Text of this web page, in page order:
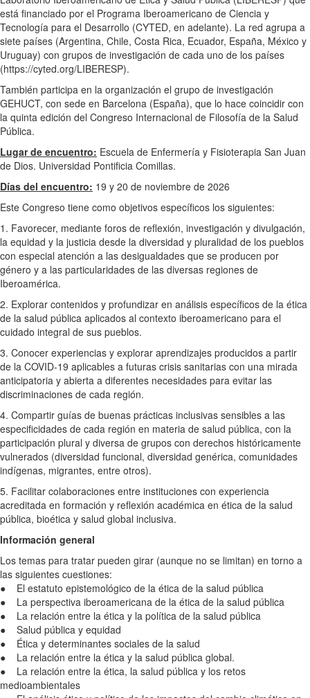
está financiado por el Programa Iberoamericano de Ciencia y
Tecnología para el Desarrollo (CYTED, en adelante). La red agrupa a
siete países (Argentina, Chile, Costa Rica, Ecuador, España, México y
Uruguay) con grupos de investigación de cada uno de los países
(https://cyted.org/LIBERESP).
También participa en la organización el grupo de investigación
GEHUCT, con sede en Barcelona (España), que lo hace coincidir con
la quinta edición del Congreso Internacional de Filosofía de la Salud
Pública.
Lugar de encuentro: Escuela de Enfermería y Fisioterapia San Juan
de Dios. Universidad Pontificia Comillas.
Días del encuentro: 19 y 20 de noviembre de 2026
Este Congreso tiene como objetivos específicos los siguientes:
1. Favorecer, mediante foros de reflexión, investigación y divulgación,
la equidad y la justicia desde la diversidad y pluralidad de los pueblos
con especial atención a las desigualdades que se producen por
género y a las particularidades de las diversas regiones de
Iberoamérica.
2. Explorar contenidos y profundizar en análisis específicos de la ética
de la salud pública aplicados al contexto iberoamericano para el
cuidado integral de sus pueblos.
3. Conocer experiencias y explorar aprendizajes producidos a partir
de la COVID-19 aplicables a futuras crisis sanitarias con una mirada
anticipatoria y abierta a diferentes necesidades para evitar las
discriminaciones de cada región.
4. Compartir guías de buenas prácticas inclusivas sensibles a las
especificidades de cada región en materia de salud pública, con la
participación plural y diversa de grupos con derechos históricamente
vulnerados (diversidad funcional, diversidad genérica, comunidades
indígenas, migrantes, entre otros).
5. Facilitar colaboraciones entre instituciones con experiencia
acreditada en formación y reflexión académica en ética de la salud
pública, bioética y salud global inclusiva.
Información general
Los temas para tratar pueden girar (aunque no se limitan) en torno a
las siguientes cuestiones:
● El estatuto epistemológico de la ética de la salud pública
● La perspectiva iberoamericana de la ética de la salud pública
● La relación entre la ética y la política de la salud pública
● Salud pública y equidad
● Ética y determinantes sociales de la salud
● La relación entre la ética y la salud pública global.
● La relación entre la ética, la salud pública y los retos
medioambientales